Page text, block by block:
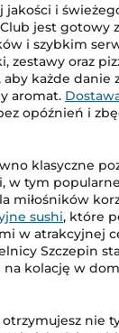
jakości i
jest gotowy
i szybkim
zestawy oraz
każde danie
aromat.
opóźnień i
klasyczne
w tym popularne
miłośników
sushi, które
w atrakcyjnej
Szczepin
kolację w
nie